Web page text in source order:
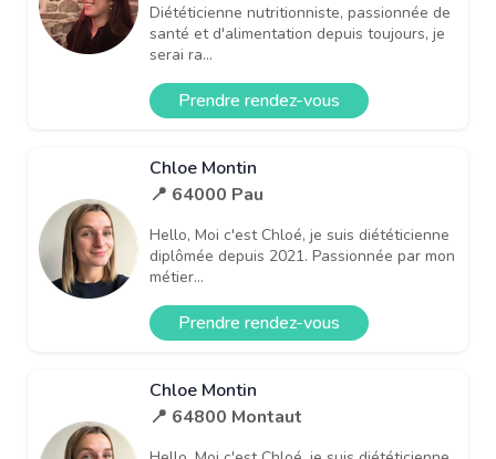
Diététicienne nutritionniste, passionnée de
santé et d'alimentation depuis toujours, je
serai ra...
Prendre rendez-vous
Chloe Montin
📍 64000 Pau
Hello, Moi c'est Chloé, je suis diététicienne
diplômée depuis 2021. Passionnée par mon
métier...
Prendre rendez-vous
Chloe Montin
📍 64800 Montaut